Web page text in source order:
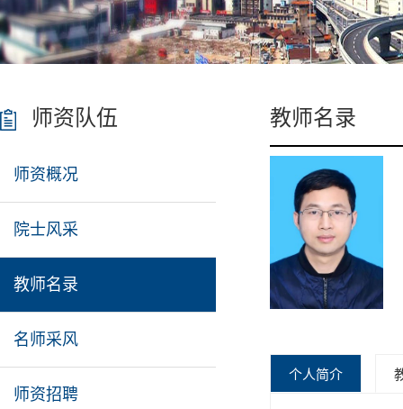
师资队伍
师资概况
院士风采
教师名录
名师采风
师资招聘
教师名录
个人简介